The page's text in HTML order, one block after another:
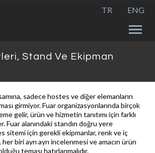
TR ENG
Stand Ve Ekipman
sadece hostes ve diğer elemanların
girmiyor. Fuar organizasyonlarında birçok
gelir, ürün ve hizmetin tanıtımı için farklı
Fuar alanındaki standın doğru yere
sitemi için gerekli ekipmanlar, renk ve iç
biri ayrı ayrı incelenmesi ve amacın ürün
teması hatırlanmalıdır.